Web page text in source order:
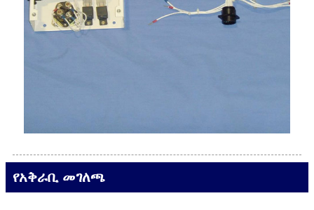
የአቅራቢ መገለጫ